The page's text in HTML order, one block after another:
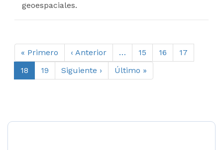
geoespaciales.
Paginación
Primera
página
« Primero
Página
anterior
‹ Anterior … Página
15 Página
16 Página
17
Página
actual
18 Página
19
Siguiente
página
Siguiente ›
Última
página
Último »